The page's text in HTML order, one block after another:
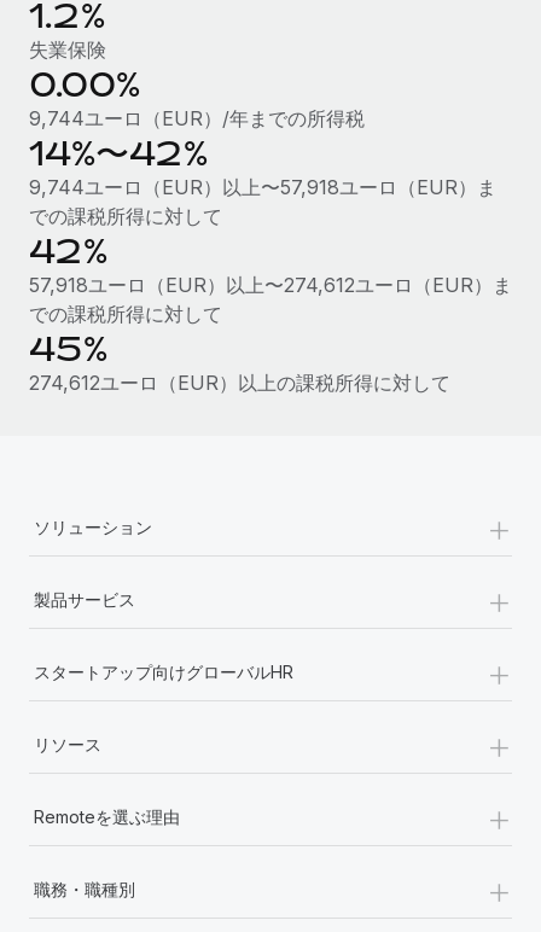
スしました。...
詳細を見る
給与詐欺：種類、事例、ビジネスを守る方法
給与, 賃金は詐欺の特に魅力的な標的です。多額の資金がシステ
ム間で頻繁に移動しているためです。このため、自社のビジネス
を保護することは極めて重要です。...
詳細を見る
1.2%
失業保険
0.00%
9,744ユーロ（EUR）/年までの所得税
14%〜42%
9,744ユーロ（EUR）以上〜57,918ユーロ（EUR）ま
での課税所得に対して
42%
57,918ユーロ（EUR）以上〜274,612ユーロ（EUR）ま
での課税所得に対して
45%
274,612ユーロ（EUR）以上の課税所得に対して
ソリューション +
製品サービス +
スタートアップ向けグローバルHR +
リソース +
Remoteを選ぶ理由 +
職務・職種別 +